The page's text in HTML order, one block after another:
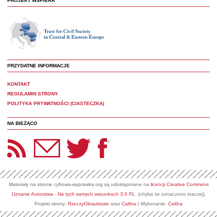
PRZYDATNE INFORMACJE
KONTAKT
REGULAMIN STRONY
POLITYKA PRYWATNOŚCI (CIASTECZKA)
NA BIEŻĄCO
Panoptyka Facebook <
Materiały na stronie cyfrowa-wyprawka.org są udostępniane na licencji Creative Commons
Uznanie Autorstwa - Na tych samych warunkach 3.0 PL
(chyba że oznaczono inaczej).
Projekt strony: RzeczyObrazkowe oraz Caltha | Wykonanie: Caltha